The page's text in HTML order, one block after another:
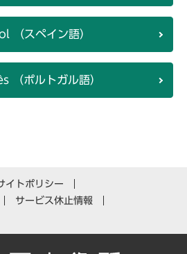
（スペイン語）
（ポルトガル語）
イトポリシー
サービス休止情報